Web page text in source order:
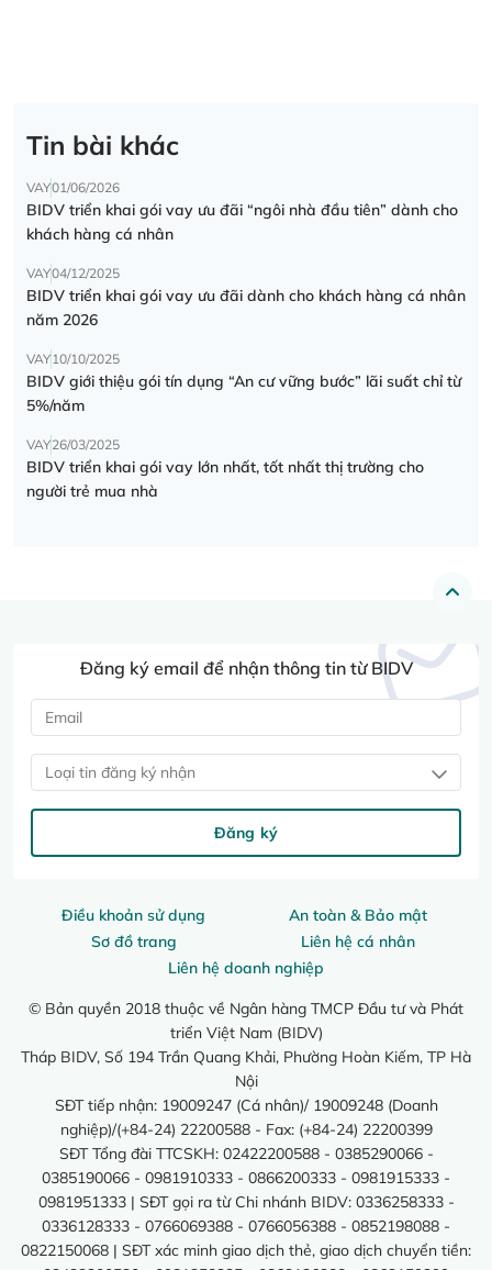
Tin bài khác
VAY01/06/2026
BIDV triển khai gói vay ưu đãi “ngôi nhà đầu tiên” dành cho
khách hàng cá nhân
VAY04/12/2025
BIDV triển khai gói vay ưu đãi dành cho khách hàng cá nhân
năm 2026
VAY10/10/2025
BIDV giới thiệu gói tín dụng “An cư vững bước” lãi suất chỉ từ
5%/năm
VAY26/03/2025
BIDV triển khai gói vay lớn nhất, tốt nhất thị trường cho
người trẻ mua nhà
Điều khoản sử dụng
An toàn & Bảo mật
Sơ đồ trang
Liên hệ cá nhân
Liên hệ doanh nghiệp
© Bản quyền 2018 thuộc về Ngân hàng TMCP Đầu tư và Phát
triển Việt Nam (BIDV)
Tháp BIDV, Số 194 Trần Quang Khải, Phường Hoàn Kiếm, TP Hà
Nội
SĐT tiếp nhận: 19009247 (Cá nhân)/ 19009248 (Doanh
nghiệp)/(+84-24) 22200588 - Fax: (+84-24) 22200399
SĐT Tổng đài TTCSKH: 02422200588 - 0385290066 -
0385190066 - 0981910333 - 0866200333 - 0981915333 -
0981951333 | SĐT gọi ra từ Chi nhánh BIDV: 0336258333 -
0336128333 - 0766069388 - 0766056388 - 0852198088 -
0822150068 | SĐT xác minh giao dịch thẻ, giao dịch chuyển tiền:
Đăng ký email để nhận thông tin từ BIDV
Loại tin đăng ký nhận
Đăng ký